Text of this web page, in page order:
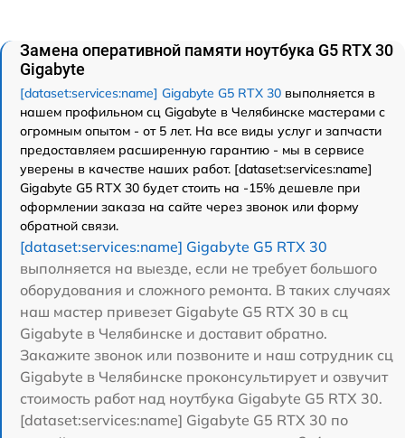
Замена оперативной памяти ноутбука G5 RTX 30
Gigabyte
[dataset:services:name] Gigabyte G5 RTX 30 выполняется в
нашем профильном сц Gigabyte в Челябинске мастерами с
огромным опытом - от 5 лет. На все виды услуг и запчасти
предоставляем расширенную гарантию - мы в сервисе
уверены в качестве наших работ. [dataset:services:name]
Gigabyte G5 RTX 30 будет стоить на -15% дешевле при
оформлении заказа на сайте через звонок или форму
обратной связи.
[dataset:services:name] Gigabyte G5 RTX 30
выполняется на выезде, если не требует большого
оборудования и сложного ремонта. В таких случаях
наш мастер привезет Gigabyte G5 RTX 30 в сц
Gigabyte в Челябинске и доставит обратно.
Закажите звонок или позвоните и наш сотрудник сц
Gigabyte в Челябинске проконсультирует и озвучит
стоимость работ над ноутбука Gigabyte G5 RTX 30.
[dataset:services:name] Gigabyte G5 RTX 30 по